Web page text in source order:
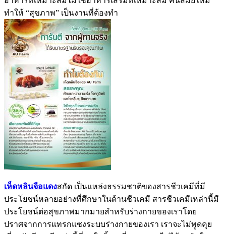
ทำให้ “สุขภาพ” เป็นงานที่ต้องทำ
เห็ดหลินจือแดงสกัด เป็นแหล่งธรรมชาติของสารชีวเคมีที่มี
ประโยชน์หลายอย่างที่ศึกษาในด้านชีวเคมี สารชีวเคมีเหล่านี้มี
ประโยชน์ต่อสุขภาพมากมายสำหรับร่างกายของเราโดย
ปราศจากการแทรกแซงระบบร่างกายของเรา เราจะไม่พูดคุย